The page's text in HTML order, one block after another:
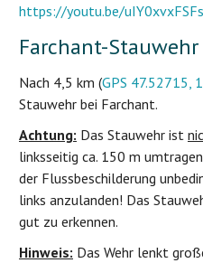
https://youtu.be/
Farchant-Stauwehr
Nach 4,5 km (GPS 47.52715,
Stauwehr bei Farchant.
Achtung: Das Stauwehr ist
linksseitig ca. 150 m
der Flussbeschilderung
links anzulanden! Das
gut zu erkennen.
Hinweis: Das Wehr lenkt